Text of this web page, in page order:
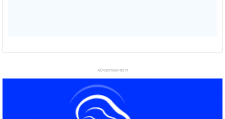
ADVERTISEMENT